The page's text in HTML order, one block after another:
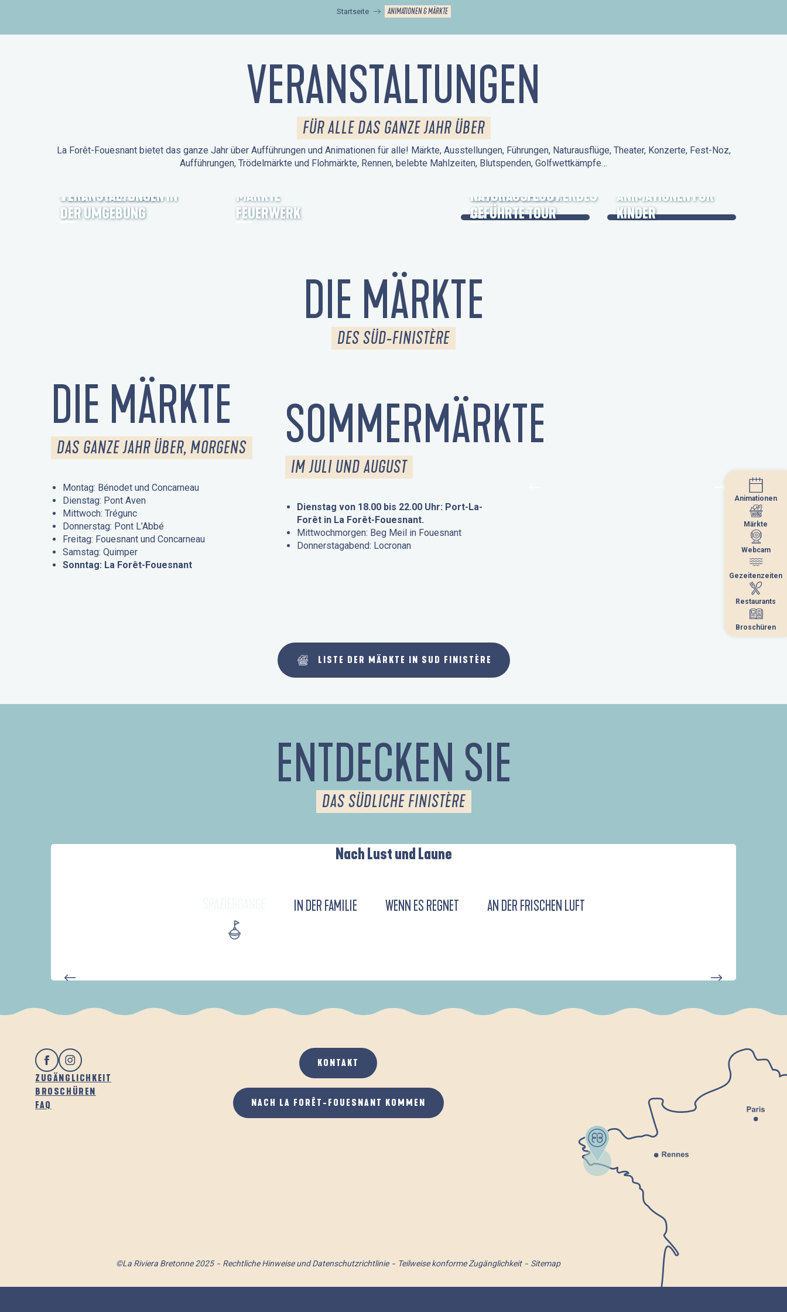
Animationen
Märkte
Webcam
Gezeitenzeiten
Restaurants
Broschüren
Startseite ANIMATIONEN & MÄRKTE
VERANSTALTUNGEN
FÜR ALLE DAS GANZE JAHR ÜBER
La Forêt-Fouesnant bietet das ganze Jahr über Aufführungen und Animationen für alle! Märkte, Ausstellungen, Führungen, Naturausflüge, Theater, Konzerte, Fest-Noz,
Aufführungen, Trödelmärkte und Flohmärkte, Rennen, belebte Mahlzeiten, Blutspenden, Golfwettkämpfe…
FORÊT-FOUESNANT
VERANSTALTUNGEN IN
DER UMGEBUNG
MÄRKTE
FEUERWERK
TAGE DES KULTURERBES
NATURAUSFLUG /
GEFÜHRTE TOUR
ANIMATIONEN FÜR
KINDER
DIE MÄRKTE
DES SÜD-FINISTÈRE
DIE MÄRKTE
DAS GANZE JAHR ÜBER, MORGENS
Montag: Bénodet und Concarneau
Dienstag: Pont Aven
Mittwoch: Trégunc
Donnerstag: Pont L’Abbé
Freitag: Fouesnant und Concarneau
Samstag: Quimper
Sonntag: La Forêt-Fouesnant
SOMMERMÄRKTE
IM JULI UND AUGUST
Dienstag von 18.00 bis 22.00 Uhr: Port-La-
Forêt in La Forêt-Fouesnant.
Mittwochmorgen: Beg Meil in Fouesnant
Donnerstagabend: Locronan
LISTE DER MÄRKTE IN SUD FINISTÈRE
ENTDECKEN SIE
DAS SÜDLICHE FINISTÈRE
Nach Lust und Laune
IN DER FAMILIE WENN ES REGNET AN DER FRISCHEN LUFT
D'UN PORT À
ZUGÄNGLICHKEIT
BROSCHÜREN
FAQ
KONTAKT
NACH LA FORÊT-FOUESNANT KOMMEN
©La Riviera Bretonne 2025 Rechtliche Hinweise und Datenschutzrichtlinie Teilweise konforme Zugänglichkeit Sitemap